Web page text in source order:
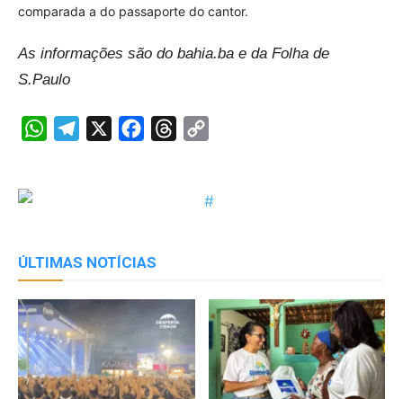
comparada a do passaporte do cantor.
As informações são do bahia.ba e da Folha de
S.Paulo
WhatsAppTelegram FacebookThreads
ÚLTIMAS NOTÍCIAS